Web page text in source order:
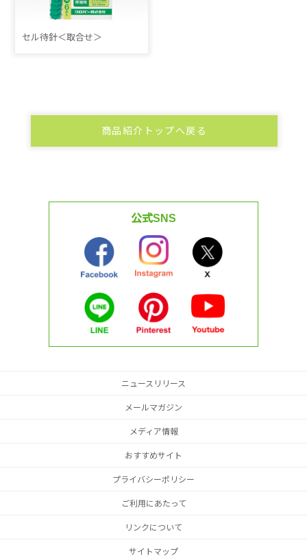
セル待針＜取合せ＞
商品紹介トップへ戻る
公式SNS
ニュースリリース
メールマガジン
メディア情報
おすすめサイト
プライバシーポリシー
ご利用にあたって
リンクについて
サイトマップ